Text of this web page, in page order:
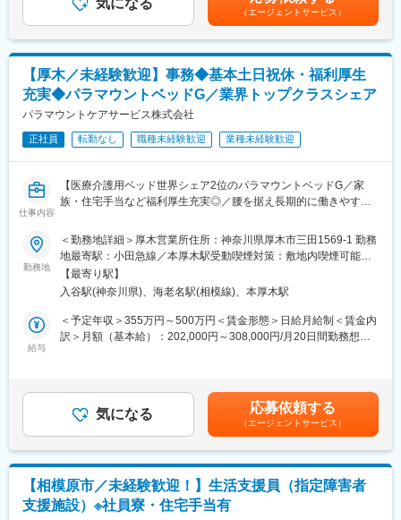
て行動をした経験」などが活かせる！
介護用品等の提供を行うケアマネージャー（ケアマネ）に対し
て、課題解決のための提案をお任せ。
ケアマネや実際に介護用品を使用する個人のお客様との信頼関係
を構築していただき、顧客も気づいていないニーズを発掘してい
生成AIを活用することで、営業活動の効率化と提案の質向上を実
現。データに基づく再現性の高い営業が可能です。
ています。
・既存顧客のケアマネ（約40～50名）への定期フォローを中心
に、信頼関係を深めながら潜在ニーズを発掘
・利用者宅への訪問を通じて介護用品の使用状況を確認し、ケア
マネへ最適な改善提案を実施
規のケアマネ（5～10名）を開拓
と密なコミュニケーションを行いながら段階を踏んでスキルUP
＜OJT＞所長や先輩だけではなく、本部スタッフによる定期面談
など入社後もしっかりフォロー
■評価制度
各グレードごとにスキル項目を設定。売上目標の達成率だけでは
なくプロセスも評価。顧客への向き合い方や提案力がキャリアに
直結。
万＋賞与＋諸手当）賃金はあくまでも目安の金額であり、選考を
通じて上下する可能性があります。月給(月額)は固定手当を含めた
表記です。
（エージェントサービス）
【厚木／未経験歓迎】事務◆基本土日祝休・福利厚生
充実◆パラマウントベッドG／業界トップクラスシェア
パラマウントケアサービス株式会社
正社員 転勤なし 職種未経験歓迎 業種未経験歓迎
仕事内容
【医療介護用ベッド世界シェア2位のパラマウントベッドG／家
族・住宅手当など福利厚生充実◎／腰を据え長期的に働きやすい
■業務内容：
介護用ベッド・車いす・歩行器等の福祉用具を、お客様である介
護ショップにレンタルする際の事務作業全般をご担当いただきま
す。
・レンタル注文受付及び返却受付 それに伴うシステム入力
・伝票作成（社内システム使用）
・納期調整、配送スケジュール管理
・電話応対、来客応対（茶菓接遇含む）
■ポジション概要：
確認→商品手配・出荷処理・伝票作成・納期管理
【レンタル終了時】返却受付の事務処理、月末月初は請求書チェ
ック
勤務地
＜勤務地詳細＞厚木営業所住所：神奈川県厚木市三田1569-1 勤務
地最寄駅：小田急線／本厚木駅受動喫煙対策：敷地内喫煙可能場
所あり変更の範囲：会社の定める事業所
【最寄り駅】
入谷駅(神奈川県)、海老名駅(相模線)、本厚木駅
給与
＜予定年収＞355万円～500万円＜賃金形態＞日給月給制＜賃金内
訳＞月額（基本給）：202,000円～308,000円/月20日間勤務想定
与：年2回■昇給：年1回賃金はあくまでも目安の金額であり、選
考を通じて上下する可能性があります。月給(月額)は固定手当を含
気になる 応募依頼する
（エージェントサービス）
【相模原市／未経験歓迎！】生活支援員（指定障害者
支援施設）※社員寮・住宅手当有